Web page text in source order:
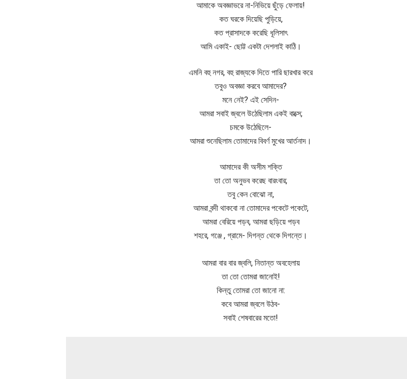
আমাকে অবজ্ঞাভরে না-নিভিয়ে ছুঁড়ে ফেলায়!
কত ঘরকে দিয়েছি পুড়িয়ে,
কত প্রাসাদকে করেছি ধূলিসাৎ
আমি একাই- ছোট্ট একটা দেশলাই কাঠি।
এমনি বহু নগর, বহু রাজ্যকে দিতে পারি ছারখার করে
তবুও অবজ্ঞা করবে আমাদের?
মনে নেই? এই সেদিন-
আমরা সবাই জ্বলে উঠেছিলাম একই বাক্সে;
চমকে উঠেছিলে-
আমরা শুনেছিলাম তোমাদের বিবর্ণ মুখের আর্তনাদ।
আমাদের কী অসীম শক্তি
তা তো অনুভব করেছ বারংবার;
তবু কেন বোঝো না,
আমরা বন্দী থাকবো না তোমাদের পকেটে পকেটে,
আমরা বেরিয়ে পড়ব, আমরা ছড়িয়ে পড়ব
শহরে, গঞ্জে , গ্রামে- দিগন্ত থেকে দিগন্তে।
আমরা বার বার জ্বলি, নিতান্ত অবহেলায়
তা তো তোমরা জানোই!
কিন্তু তোমরা তো জানো না:
কবে আমরা জ্বলে উঠব-
সবাই শেষবারের মতো!